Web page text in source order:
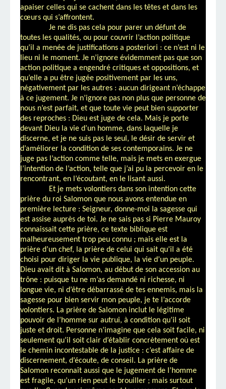
apaiser celles qui se cachent dans les têtes et dans les
cœurs qui s’affrontent.
Je ne dis pas cela pour parer un défunt de
toutes les qualités, ou pour couvrir l’action politique
qu’il a menée de justifications a posteriori : ce n’est ni le
lieu ni le moment. Je n’ignore évidemment pas que son
action politique a engendré critiques et oppositions, et
qu’elle a pu être jugée positivement par les uns,
négativement par les autres : aucun dirigeant n’échappe
à ce jugement. Je n’ignore pas non plus que personne de
nous n’est parfait, et que toute vie peut bien supporter
des reproches : Dieu est juge de cela. Mais je porte
devant Dieu la vie d’un homme, dans laquelle je
discerne, et je ne suis pas le seul, le désir de servir et
d’améliorer la condition de ses contemporains. Je ne
juge pas l’action comme telle, mais je mets en exergue
l’intention de l’action, telle que j’ai pu la percevoir en le
rencontrant, en l’écoutant, en le lisant aussi.
Et je mets volontiers dans son intention cette
prière du roi Salomon que nous avons entendue en
première lecture : Seigneur, donne-moi la sagesse qui
est assise auprès de toi. Je ne sais pas si Pierre Mauroy
connaissait cette prière, ce texte biblique est
malheureusement trop peu connu ; mais elle est la
prière d’un chef, la prière de celui qui sait qu’il a été
choisi pour diriger la vie publique, la vie d’un peuple.
Dieu avait dit à Salomon, au début de son accession au
trône : puisque tu ne m’as demandé ni richesse, ni
longue vie, ni d’être débarrassé de tes ennemis, mais la
sagesse pour bien servir mon peuple, je te l’accorde
volontiers. La prière de Salomon inclut le légitime
pouvoir de l’homme sur autrui, à condition qu’il soit
juste et droit. Personne n’imagine que cela soit facile, ni
seulement qu’il soit clair d’établir concrètement où est
le chemin incontestable de la justice : c’est affaire de
discernement, d’écoute, de conseil. La prière de
Salomon reconnaît aussi que le jugement de l’homme
est fragile, qu’un rien peut le brouiller ; mais surtout